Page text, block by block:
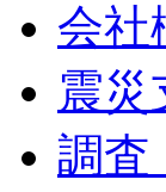
会社
震災
調査